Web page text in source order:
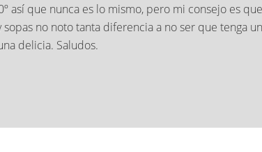
así que nunca es lo mismo, pero mi consejo es
no noto tanta diferencia a no ser que tenga
delicia. Saludos.